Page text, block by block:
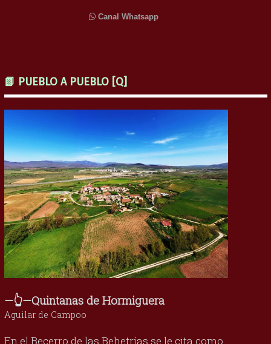
Canal Whatsapp
📗 PUEBLO A PUEBLO [Q]
—👆—Quintanas de Hormiguera
Aguilar de Campoo
En el Becerro de las Behetrías se le cita como